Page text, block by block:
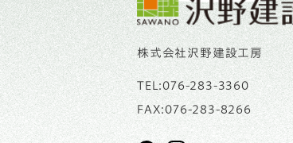
株式会社沢野建設工房
TEL:076-283-3360
FAX:076-283-8266